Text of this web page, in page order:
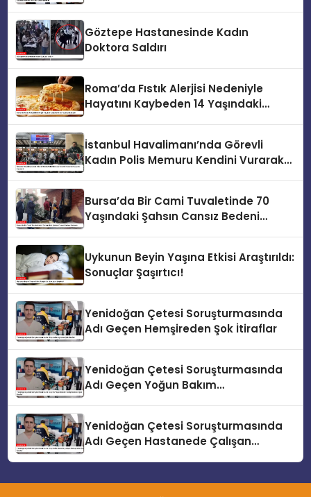
Göztepe Hastanesinde Kadın
Doktora Saldırı
Roma’da Fıstık Alerjisi Nedeniyle
Hayatını Kaybeden 14 Yaşındaki
İstanbul Havalimanı’nda Görevli
Kadın Polis Memuru Kendini Vurarak
Bursa’da Bir Cami Tuvaletinde 70
Yaşındaki Şahsın Cansız Bedeni
Uykunun Beyin Yaşına Etkisi Araştırıldı:
Sonuçlar Şaşırtıcı!
Yenidoğan Çetesi Soruşturmasında
Adı Geçen Hemşireden Şok İtiraflar
Yenidoğan Çetesi Soruşturmasında
Adı Geçen Yoğun Bakım
Yenidoğan Çetesi Soruşturmasında
Adı Geçen Hastanede Çalışan